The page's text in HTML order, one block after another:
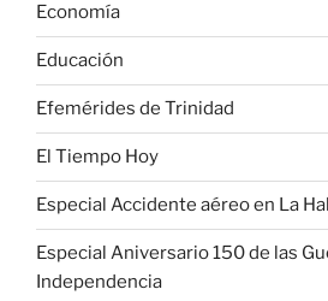
Economía
Educación
Efemérides de Trinidad
El Tiempo Hoy
Especial Accidente aéreo en La
Especial Aniversario 150 de las
Independencia